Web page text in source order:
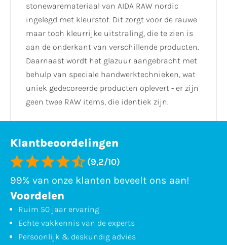
stonewaremateriaal van AIDA RAW nordic
ingelegd met kleurstof. Dit zorgt voor de rauwe
maar toch kleurrijke uitstraling, die te zien is
aan de onderkant van verschillende producten.
Daarnaast wordt het glazuur aangebracht met
behulp van speciale handwerktechnieken, wat
uniek gedecoreerde producten oplevert - er zijn
geen twee RAW items, die identiek zijn.
Klantbeoordelingen
(9,2/10)
99% van onze klanten beveelt ons aan!
Voordelen
Ruim 50 jaar ervaring
Echte vakkennis van de experts
Persoonlijk & deskundig advies